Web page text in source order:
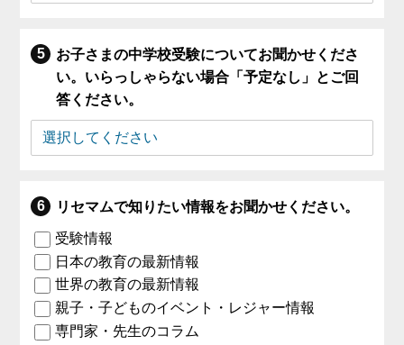
お子さまの中学校受験についてお聞かせくださ
い。いらっしゃらない場合「予定なし」とご回
答ください。
リセマムで知りたい情報をお聞かせください。
受験情報
日本の教育の最新情報
世界の教育の最新情報
親子・子どものイベント・レジャー情報
専門家・先生のコラム